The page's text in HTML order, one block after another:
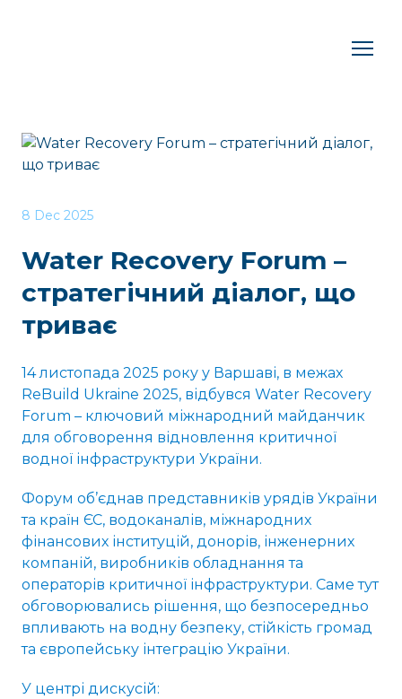
8 Dec 2025
Water Recovery Forum –
стратегічний діалог, що
триває
14 листопада 2025 року у Варшаві, в межах
ReBuild Ukraine 2025, відбувся Water Recovery
Forum – ключовий міжнародний майданчик
для обговорення відновлення критичної
водної інфраструктури України.
Форум об’єднав представників урядів України
та країн ЄС, водоканалів, міжнародних
фінансових інституцій, донорів, інженерних
компаній, виробників обладнання та
операторів критичної інфраструктури. Саме тут
обговорювались рішення, що безпосередньо
впливають на водну безпеку, стійкість громад
та європейську інтеграцію України.
У центрі дискусій: